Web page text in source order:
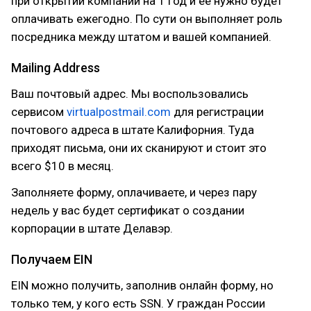
оплачивать ежегодно. По сути он выполняет роль
посредника между штатом и вашей компанией.
Mailing Address
Ваш почтовый адрес. Мы воспользовались
сервисом virtualpostmail.com для регистрации
почтового адреса в штате Калифорния. Туда
приходят письма, они их сканируют и стоит это
всего $10 в месяц.
Заполняете форму, оплачиваете, и через пару
недель у вас будет сертификат о создании
корпорации в штате Делавэр.
Получаем EIN
EIN можно получить, заполнив онлайн форму, но
только тем, у кого есть SSN. У граждан России